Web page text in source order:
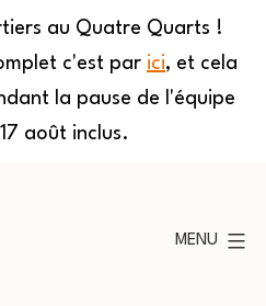
au Quatre Quarts !
c'est par ici, et cela
la pause de l'équipe
août inclus.
MENU